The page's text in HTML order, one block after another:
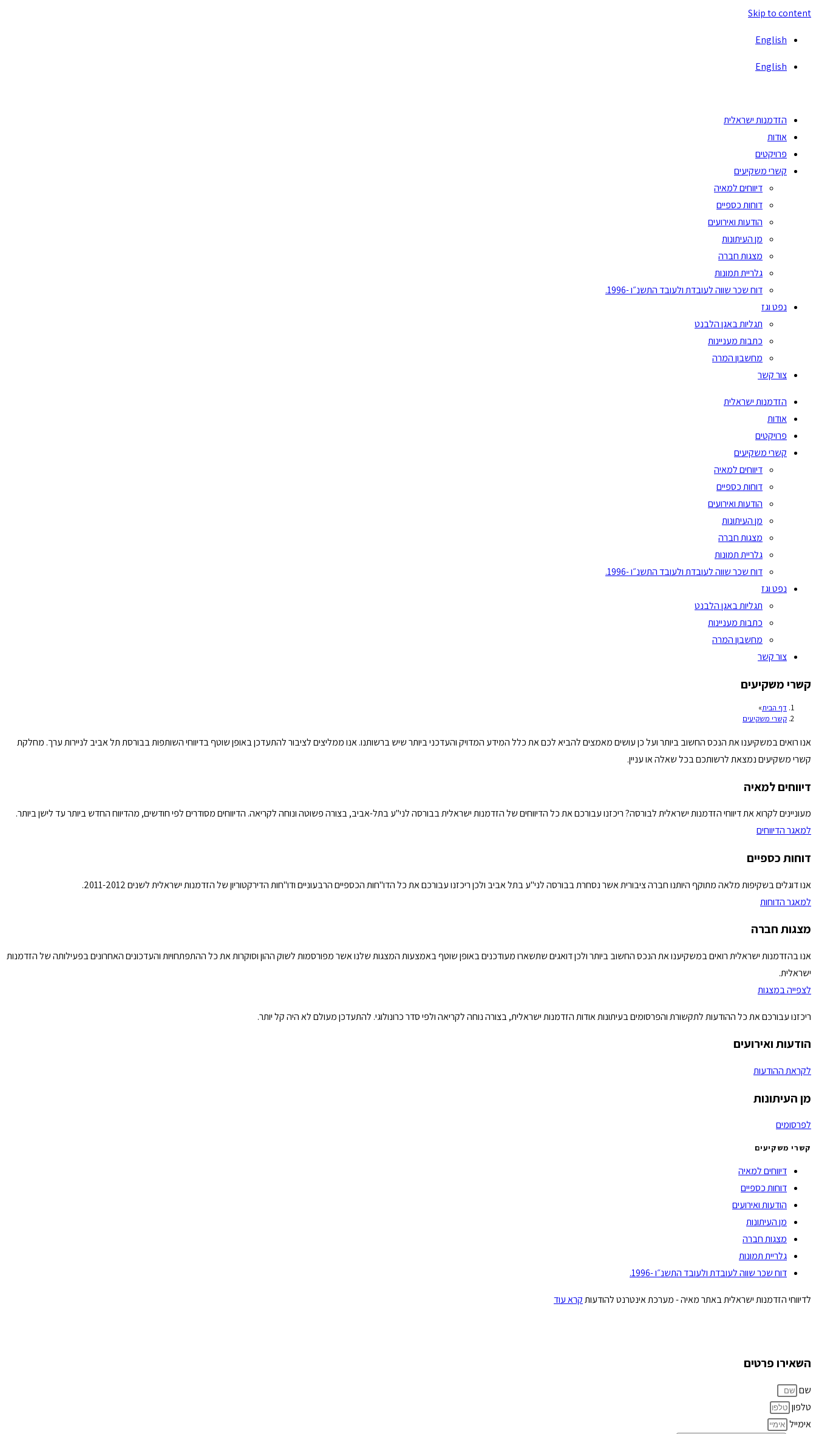
Skip to content
English
English
הזדמנות ישראלית
אודות
פרויקטים
קשרי משקיעים
דיווחים למאיה
דוחות כספיים
הודעות ואירועים
מן העיתונות
מצגות חברה
גלריית תמונות
דוח שכר שווה לעובדת ולעובד התשנ״ו -1996.
נפט וגז
תגליות באגן הלבנט
כתבות מעניינות
מחשבון המרה
צור קשר
הזדמנות ישראלית
אודות
פרויקטים
קשרי משקיעים
דיווחים למאיה
דוחות כספיים
הודעות ואירועים
מן העיתונות
מצגות חברה
גלריית תמונות
דוח שכר שווה לעובדת ולעובד התשנ״ו -1996.
נפט וגז
תגליות באגן הלבנט
כתבות מעניינות
מחשבון המרה
צור קשר
קשרי משקיעים
דף הבית»
קשרי משקיעים
אנו רואים במשקיענו את הנכס החשוב ביותר ועל כן עושים מאמצים להביא לכם את כלל המידע המדויק והעדכני ביותר שיש ברשותנו. אנו ממליצים לציבור להתעדכן באופן שוטף בדיווחי השותפות בבורסת תל אביב לניירות ערך. מחלקת
קשרי משקיעים נמצאת לרשותכם בכל שאלה או עניין.
דיווחים למאיה
מעוניינים לקרוא את דיווחי הזדמנות ישראלית לבורסה? ריכזנו עבורכם את כל הדיווחים של הזדמנות ישראלית בבורסה לני"ע בתל-אביב, בצורה פשוטה ונוחה לקריאה. הדיווחים מסודרים לפי חודשים, מהדיווח החדש ביותר עד לישן ביותר.
למאגר הדיווחים
דוחות כספיים
אנו דוגלים בשקיפות מלאה מתוקף היותנו חברה ציבורית אשר נסחרת בבורסה לני"ע בתל אביב ולכן ריכזנו עבורכם את כל הדו"חות הכספיים הרבעוניים ודו"חות הדירקטוריון של הזדמנות ישראלית לשנים 2011-2012.
למאגר הדוחות
מצגות חברה
אנו בהזדמנות ישראלית רואים במשקיענו את הנכס החשוב ביותר ולכן דואגים שתשארו מעודכנים באופן שוטף באמצעות המצגות שלנו אשר מפורסמות לשוק ההון וסוקרות את כל ההתפתחויות והעדכונים האחרונים בפעילותה של הזדמנות
ישראלית.
לצפייה במצגות
ריכזנו עבורכם את כל ההודעות לתקשורת והפרסומים בעיתונות אודות הזדמנות ישראלית, בצורה נוחה לקריאה ולפי סדר כרונולוגי. להתעדכן מעולם לא היה קל יותר.
הודעות ואירועים
לקראת ההודעות
מן העיתונות
לפרסומים
קשרי משקיעים
דיווחים למאיה
דוחות כספיים
הודעות ואירועים
מן העיתונות
מצגות חברה
גלריית תמונות
דוח שכר שווה לעובדת ולעובד התשנ״ו -1996.
לדיווחי הזדמנות ישראלית באתר מאיה - מערכת אינטרנט להודעותקרא עוד
השאירו פרטים
שם
טלפון
אימייל